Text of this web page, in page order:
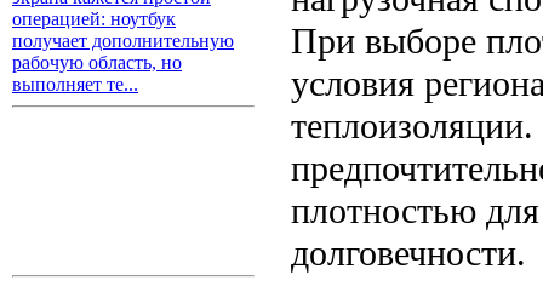
операцией: ноутбук
получает дополнительную
рабочую область, но
выполняет те...
При выборе
условия
плотностью
долговечности.